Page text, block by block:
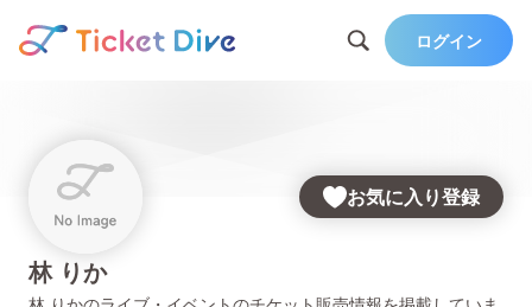
ログイン
お気に入り登録
林 りか